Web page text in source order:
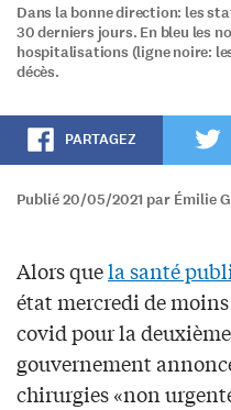
Dans la bonne direction: les
30 derniers jours. En bleu les
hospitalisations (ligne noire:
décès.
PARTAGEZ
Publié 20/05/2021 par Émilie
Alors quela santé
état mercredi de
covid pour la
gouvernement
chirurgies «non